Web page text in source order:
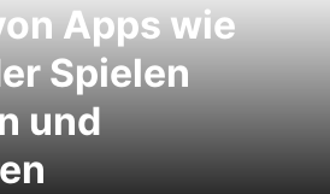
Apps wie
Spielen
und